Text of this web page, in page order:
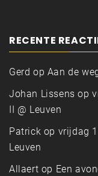
RECENTE
Gerd op Aan de
Johan Lissens op
II @ Leuven
Patrick op vrijdag
Leuven
Allaert op Een